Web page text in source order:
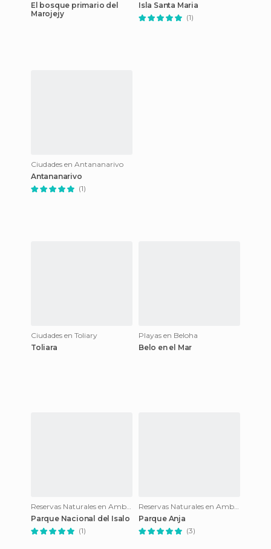
El bosque primario del
Marojejy
Isla Santa Maria
(1)
Ciudades en Antananarivo
Antananarivo
(1)
Ciudades en Toliary
Toliara
Playas en Beloha
Belo en el Mar
Reservas Naturales en Ambalavao
Parque Nacional del Isalo
(1)
Reservas Naturales en Ambalavao
Parque Anja
(3)